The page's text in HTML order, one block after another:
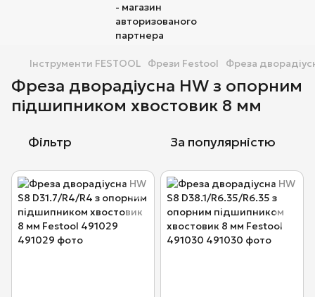
Інструменти FESTOOL Фрези Festool Фреза
Фреза дворадіусна HW з опорним
підшипником хвостовик 8 мм
Фільтр За популярністю